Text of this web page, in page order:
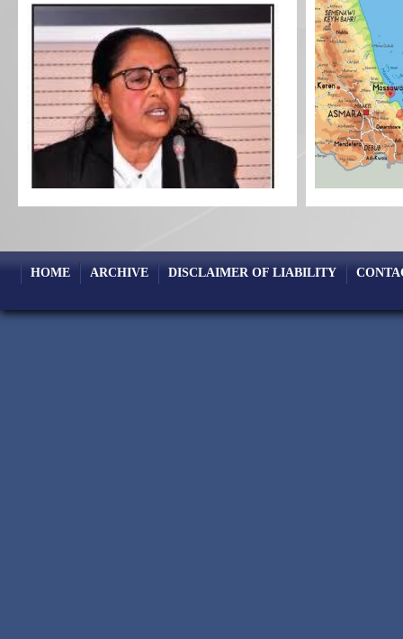
HOME ARCHIVE DISCLAIMER OF LIABILITY